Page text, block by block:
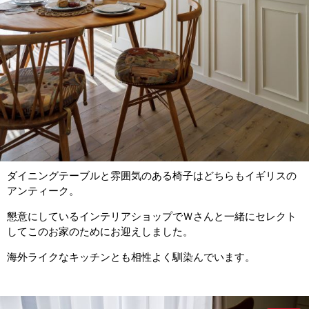
ダイニングテーブルと雰囲気のある椅子はどちらもイギリスの
アンティーク。
懇意にしているインテリアショップでＷさんと一緒にセレクト
してこのお家のためにお迎えしました。
海外ライクなキッチンとも相性よく馴染んでいます。